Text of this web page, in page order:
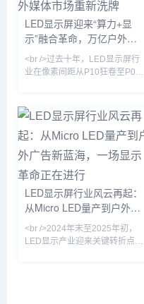
意内容服务等多个领域。通
过不断创新与技术升级，我
们为客户提供独特的数字展
牌推广、文化...
LED显示屏迎来“算力+显
示”融合革命，万亿户外媒
体市场重新洗牌
<br />过去十年，LED显示屏行
业在像素间距从P10狂卷至P0.9
示，行业正在经历一场由“芯片
倒装+COB集成封装”驱动的根本
性变革。多家头部厂商已实现
P0.4以下Micro LED显示屏的良
率突破，单位成本较2023年下
降近60%。在深圳举行的国际
LED展上，一款采用玻璃基板的
透明Micro LED屏惊艳全场——
透光率超过70%，峰值亮度
LED显示屏行业风云再起：
从Micro LED量产到户外广
告新蓝海，一场显示革命正
在进行
<br />2024年末至2025年初，
LED显示产业迎来关键转折点。